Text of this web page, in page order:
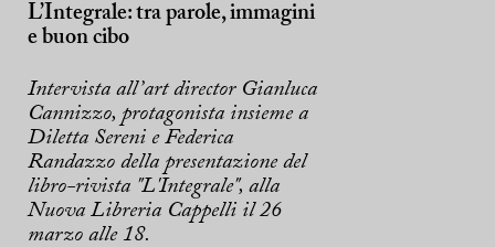
L’Integrale: tra parole, immagini
e buon cibo
Intervista all’art director Gianluca
Cannizzo, protagonista insieme a
Diletta Sereni e Federica
Randazzo della presentazione del
libro-rivista "L'Integrale", alla
Nuova Libreria Cappelli il 26
marzo alle 18.